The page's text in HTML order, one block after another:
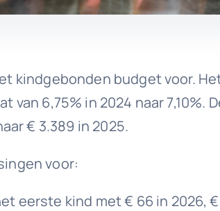
kindgebonden budget voor.
van 6,75% in 2024 naar
€ 3.389 in 2025.
voor:
eerste kind met € 66 in 2026,